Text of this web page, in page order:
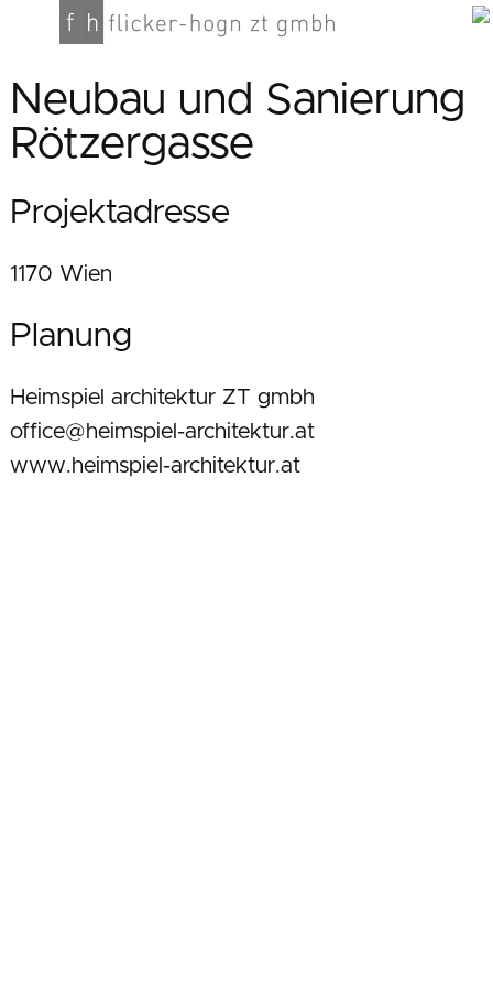
Neubau und Sanierung
Rötzergasse
Projektadresse
1170 Wien
Planung
Heimspiel architektur ZT gmbh
office@heimspiel-architektur.at
www.heimspiel-architektur.at